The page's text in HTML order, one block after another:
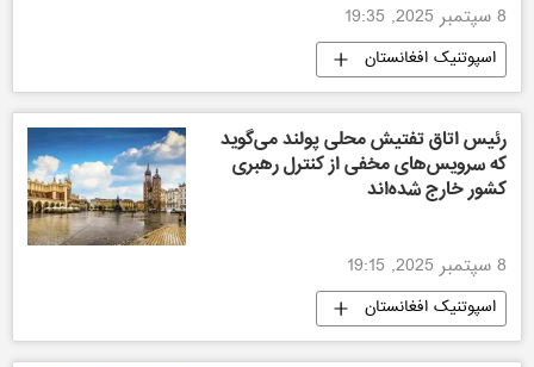
8 سپتمبر 2025, 19:35
اسپوتنیک افغانستان
رئیس اتاق تفتیش محلی پولند می‌گوید
که سرویس‌های مخفی از کنترل رهبری
کشور خارج شده‌اند
8 سپتمبر 2025, 19:15
اسپوتنیک افغانستان